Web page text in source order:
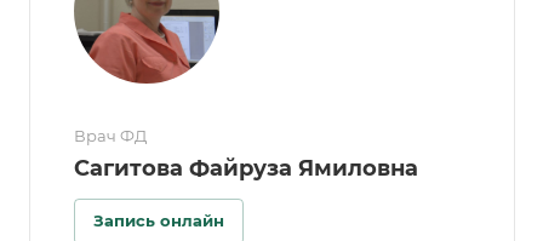
Врач ФД
Сагитова Файруза Ямиловна
Запись онлайн